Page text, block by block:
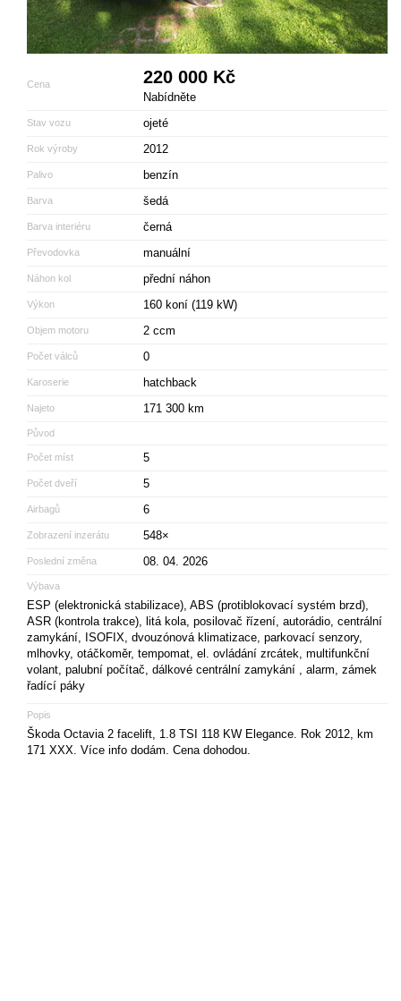
Cena 220 000 Kč
Nabídněte
Stav vozu ojeté
Rok výroby 2012
Palivo benzín
Barva šedá
Barva interiéru černá
Převodovka manuální
Náhon kol přední náhon
Výkon 160 koní (119 kW)
Objem motoru 2 ccm
Počet válců 0
Karoserie hatchback
Najeto 171 300 km
Původ
Počet míst 5
Počet dveří 5
Airbagů 6
Zobrazení inzerátu 548×
Poslední změna 08. 04. 2026
Výbava
ESP (elektronická stabilizace), ABS (protiblokovací systém brzd),
ASR (kontrola trakce), litá kola, posilovač řízení, autorádio, centrální
zamykání, ISOFIX, dvouzónová klimatizace, parkovací senzory,
mlhovky, otáčkoměr, tempomat, el. ovládání zrcátek, multifunkční
volant, palubní počítač, dálkové centrální zamykání , alarm, zámek
řadící páky
Popis
Škoda Octavia 2 facelift, 1.8 TSI 118 KW Elegance. Rok 2012, km
171 XXX. Více info dodám. Cena dohodou.